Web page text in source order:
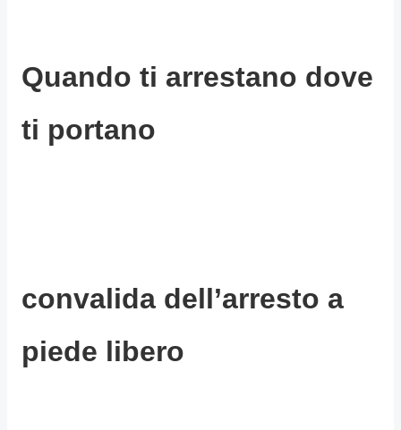
Quando ti arrestano dove
ti portano
convalida dell’arresto a
piede libero